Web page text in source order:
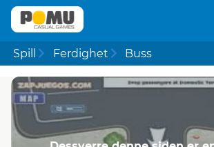
Spill Ferdighet Buss